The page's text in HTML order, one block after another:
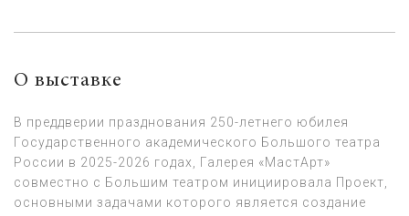
О выставке
В преддверии празднования 250-летнего юбилея
Государственного академического Большого театра
России в 2025-2026 годах, Галерея «МастАрт»
совместно с Большим театром инициировала Проект,
основными задачами которого является создание